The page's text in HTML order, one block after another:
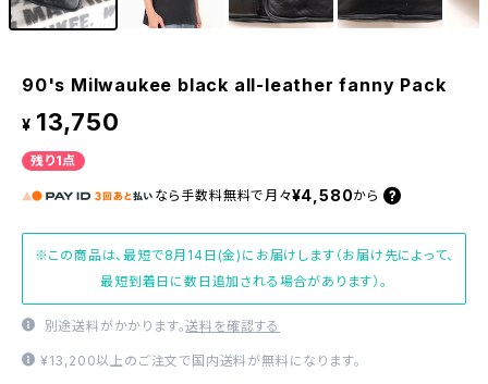
90's Milwaukee black all-leather fanny Pack
¥ 13,750
残り1点
なら 手数料無料で 月々¥4,580から
※この商品は、最短で8月14日(金)にお届けします（お届け先によって、
最短到着日に数日追加される場合があります）。
別途送料がかかります。送料を確認する
¥13,200以上のご注文で国内送料が無料になります。